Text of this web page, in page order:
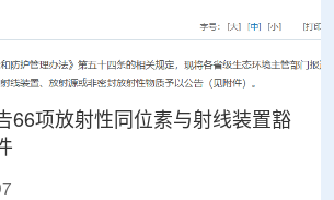
66项放射性同位素与射线装置豁